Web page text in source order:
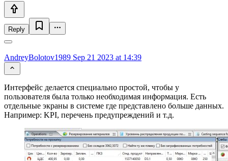
Reply
AndreyBolotov1989 Sep 21 2023 at 14:39
Интерфейс делается специально простой, чтобы у
пользователя была только необходимая информация. Есть
отдельные экраны в системе где представлено больше данных.
Например: KPI, перечень предупреждений и т.д.